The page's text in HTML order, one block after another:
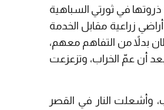
في ثورتي السباهية
زراعية مقابل الخدمة
بدلاً من التفاهم معهم،
أن عمّ الخراب، وتزعزعت
وأشعلت النار في القصر